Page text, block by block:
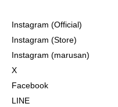
Instagram (Official)
Instagram (Store)
Instagram (marusan)
X
Facebook
LINE